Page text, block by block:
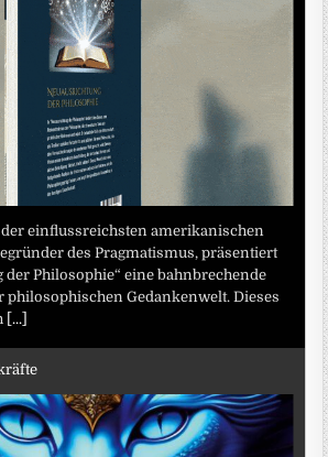
einflussreichsten amerikanischen
des Pragmatismus, präsentiert
der Philosophie“ eine bahnbrechende
Gedankenwelt. Dieses
[...]